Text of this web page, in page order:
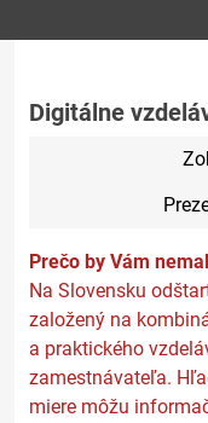
Digitálne
Prečo by Vám
Na Slovensku
založený na
a praktického
zamestnávateľa.
miere môžu